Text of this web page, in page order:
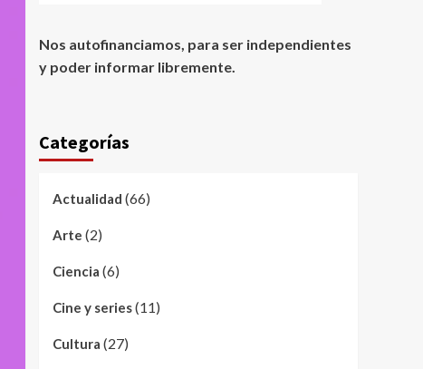
Nos autofinanciamos, para ser independientes
y poder informar libremente.
Categorías
Actualidad (66)
Arte (2)
Ciencia (6)
Cine y series(11)
Cultura (27)